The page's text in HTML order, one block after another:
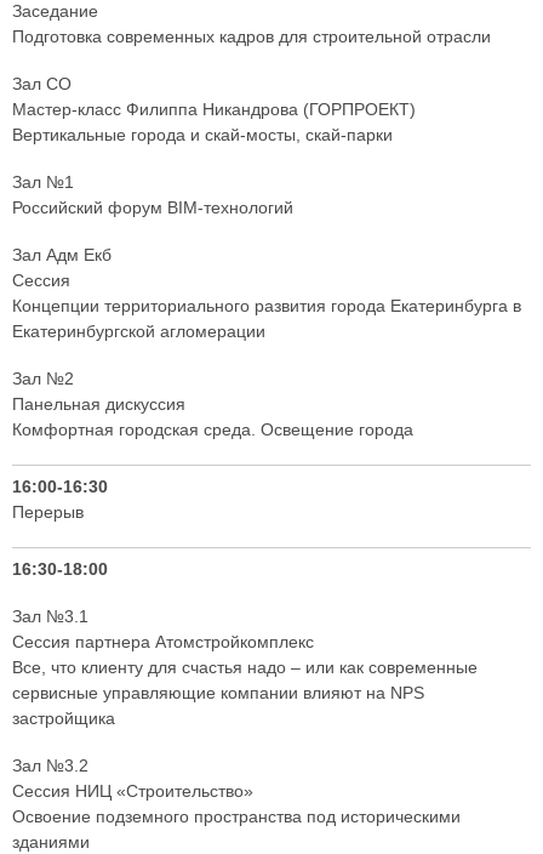
Заседание
Подготовка современных кадров для строительной отрасли
Зал СО
Мастер-класс Филиппа Никандрова (ГОРПРОЕКТ)
Вертикальные города и скай-мосты, скай-парки
Зал №1
Российский форум BIM-технологий
Зал Адм Екб
Сессия
Концепции территориального развития города Екатеринбурга в
Екатеринбургской агломерации
Зал №2
Панельная дискуссия
Комфортная городская среда. Освещение города
16:00-16:30
Перерыв
16:30-18:00
Зал №3.1
Сессия партнера Атомстройкомплекс
Все, что клиенту для счастья надо – или как современные
сервисные управляющие компании влияют на NPS
застройщика
Зал №3.2
Сессия НИЦ «Строительство»
Освоение подземного пространства под историческими
зданиями